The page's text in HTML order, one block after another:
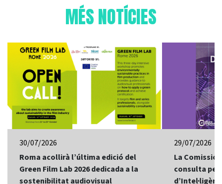
MÉS NOTÍCIES
30/07/2026
Roma acollirà l’última edició del
Green Film Lab 2026 dedicada a la
sostenibilitat audiovisual
29/07/2026
La Comissió
consulta